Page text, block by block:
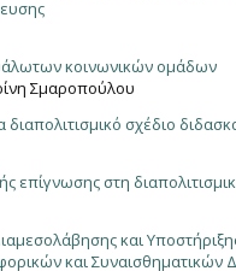
κοινωνικών ομάδων
Σμαροπούλου
σχέδιο
επίγνωσης στη
και
και Συναισθηματικών